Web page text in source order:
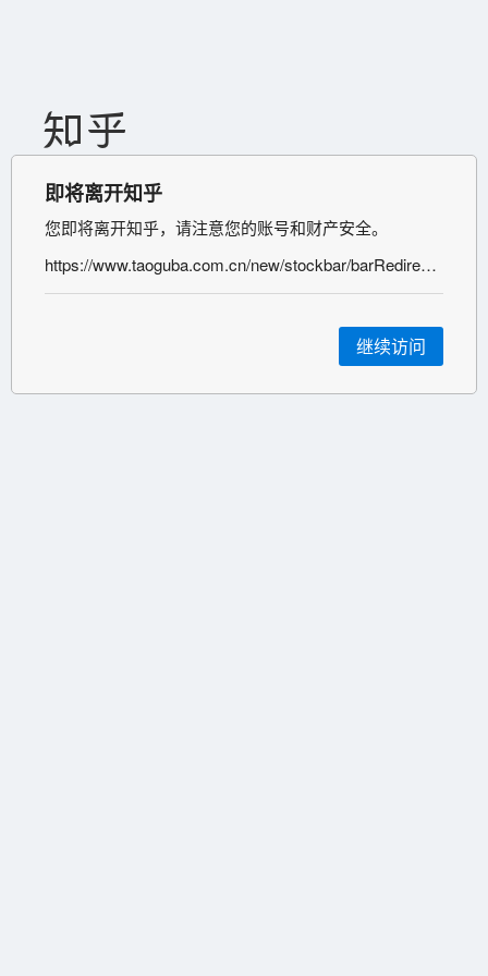
即将离开知乎
您即将离开知乎，请注意您的账号和财产安全。
https://www.taoguba.com.cn/new/stockbar/barRedirect?stockName=%E9%95%BF%E6%B1%9F%E5%81%A5%E5%BA%B7
继续访问